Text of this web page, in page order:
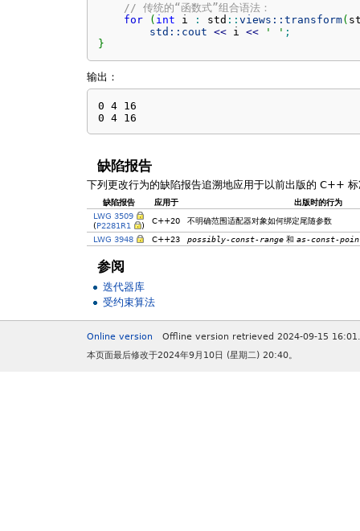
// 传统的“函数式”组合语法：
for
( int i : std :: views:: transform(
std:: cout << i << ' ' ;
}
输出：
0 4 16
0 4 16
缺陷报告
下列更改行为的缺陷报告追溯地应用于以前出版的 C++
缺陷报告 应用于
出版时的行为
LWG 3509
(P2281R1 ) C++20
不明确范围适配器对象如何绑定尾随参数
LWG 3948
C++23 possibly-const-range和 as-const-
参阅
迭代器库
受约束算法
Online version
Offline version retrieved 2024-09-15 16:01.
本页面最后修改于2024年9月10日 (星期二) 20:40。